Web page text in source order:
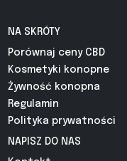
NA SKRÓTY
Porównaj ceny CBD
Kosmetyki konopne
Żywność konopna
Regulamin
Polityka prywatności
NAPISZ DO NAS